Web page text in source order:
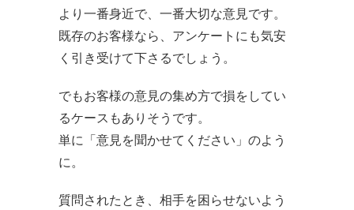
より一番身近で、一番大切な意見です。
既存のお客様なら、アンケートにも気安
く引き受けて下さるでしょう。
でもお客様の意見の集め方で損をしてい
るケースもありそうです。
単に「意見を聞かせてください」のよう
に。
質問されたとき、相手を困らせないよう